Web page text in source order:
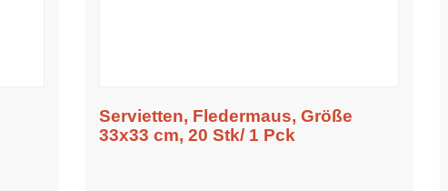
Servietten, Fledermaus, Größe
33x33 cm, 20 Stk/ 1 Pck